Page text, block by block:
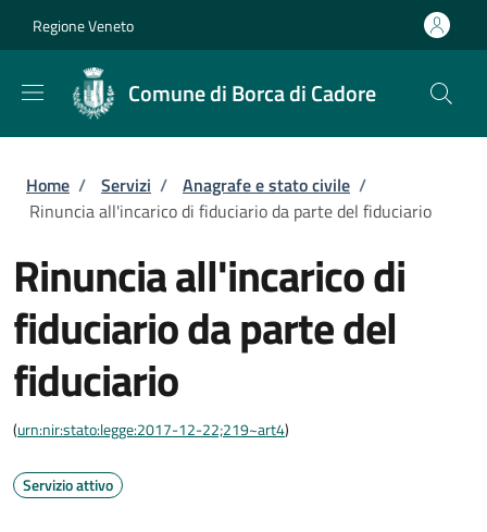
Regione Veneto
Comune di Borca di Cadore
Briciole di pane
Home / Servizi / Anagrafe e stato civile /
Rinuncia all'incarico di fiduciario da parte del fiduciario
Rinuncia all'incarico di
fiduciario da parte del
fiduciario
(urn:nir:stato:legge:2017-12-22;219~art4)
Servizio attivo